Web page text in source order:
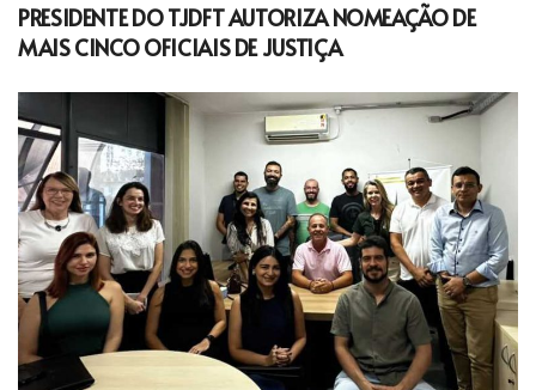
PRESIDENTE DO TJDFT AUTORIZA NOMEAÇÃO DE
MAIS CINCO OFICIAIS DE JUSTIÇA